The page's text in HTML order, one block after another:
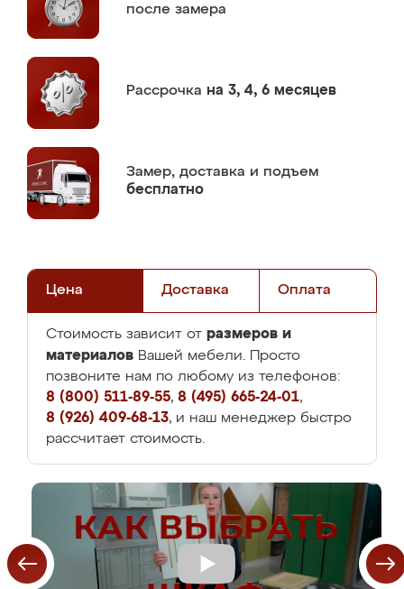
после замера
Рассрочка на 3, 4, 6 месяцев
Замер, доставка и подъем
бесплатно
Цена Доставка Оплата
Стоимость зависит от размеров и
материалов Вашей мебели. Просто
позвоните нам по любому из телефонов:
8 (800) 511-89-55, 8 (495) 665-24-01,
8 (926) 409-68-13, и наш менеджер быстро
рассчитает стоимость.